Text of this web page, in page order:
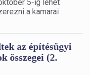
5-ig lehet
a kamarai
az építésügyi
összegei (2.